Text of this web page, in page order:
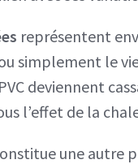
représentent
simplement le
deviennent
l’effet de la
une autre